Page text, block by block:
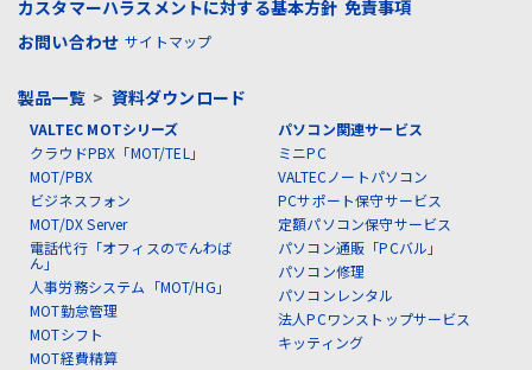
カスタマーハラスメントに対する基本方針 免責事項
お問い合わせ サイトマップ
製品一覧> 資料ダウンロード
VALTEC MOTシリーズ
クラウドPBX「MOT/TEL」
MOT/PBX
ビジネスフォン
MOT/DX Server
電話代行「オフィスのでんわば
ん」
人事労務システム「MOT/HG」
MOT勤怠管理
MOTシフト
MOT経費精算
パソコン関連サービス
ミニPC
VALTECノートパソコン
PCサポート保守サービス
定額パソコン保守サービス
パソコン通販「PCバル」
パソコン修理
パソコンレンタル
法人PCワンストップサービス
キッティング